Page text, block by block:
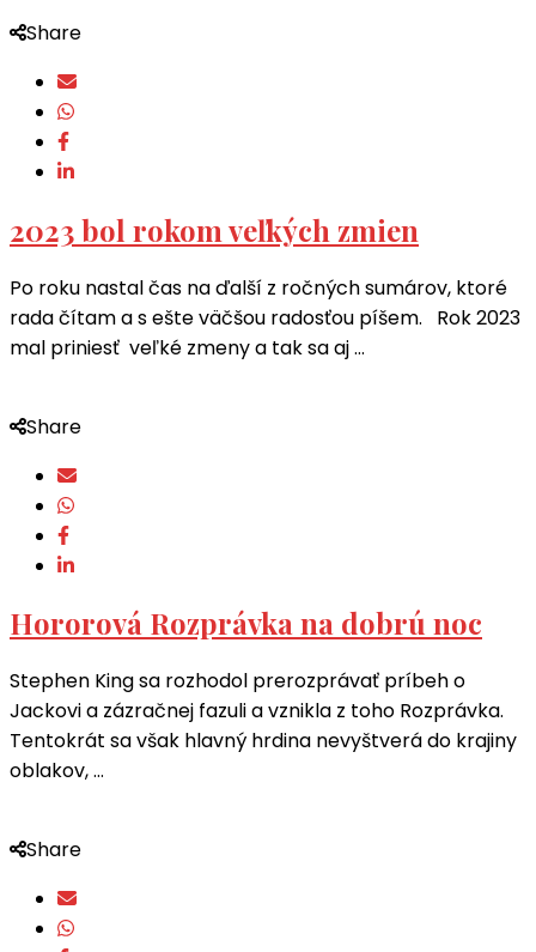
Share
2023 bol rokom veľkých zmien
Po roku nastal čas na ďalší z ročných sumárov, ktoré
rada čítam a s ešte väčšou radosťou píšem. Rok 2023
mal priniesť veľké zmeny a tak sa aj …
Share
Hororová Rozprávka na dobrú noc
Stephen King sa rozhodol prerozprávať príbeh o
Jackovi a zázračnej fazuli a vznikla z toho Rozprávka.
Tentokrát sa však hlavný hrdina nevyštverá do krajiny
oblakov, …
Share